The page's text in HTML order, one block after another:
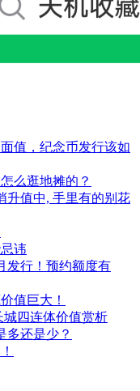
值，纪念币发行该如
么逛地摊的？
升值中, 手里有的别花
讳
发行！预约额度有
值巨大！
城四连体价值赏析
多还是少？